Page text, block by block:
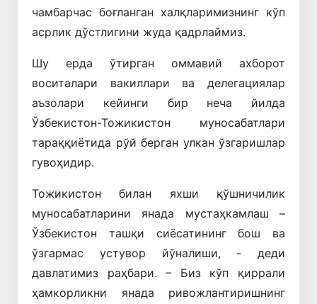
чамбарчас боғланган халқларимизнинг кўп
асрлик дўстлигини жуда қадрлаймиз.
Шу ерда ўтирган оммавий ахборот
воситалари вакиллари ва делегациялар
аъзолари кейинги бир неча йилда
Ўзбекистон-Тожикистон муносабатлари
тараққиётида рўй берган улкан ўзгаришлар
гувоҳидир.
Тожикистон билан яхши қўшничилик
муносабатларини янада мустаҳкамлаш –
Ўзбекистон ташқи сиёсатининг бош ва
ўзгармас устувор йўналиши, - деди
давлатимиз раҳбари. – Биз кўп қиррали
ҳамкорликни янада ривожлантиришнинг